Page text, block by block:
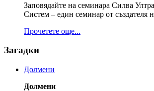
Заповядайте на семинара Силва
Систем – един семинар от създателя
Прочетете още...
Загадки
Долмени
Долмени